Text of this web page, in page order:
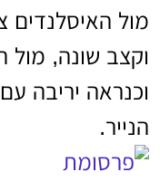
מול האיסלנדים
וקצב שונה, מול
וכנראה יריבה
הנייר.